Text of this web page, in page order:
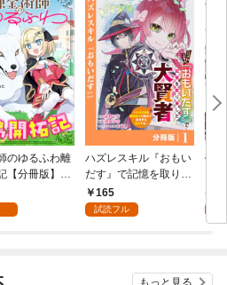
のゆるふわ離
【分冊版】
ク） １話
ハズレスキル『おもい
だす』で記憶を取り戻
した大賢者【分冊版】
1
165
試読フル
売
る
行
もっと見る